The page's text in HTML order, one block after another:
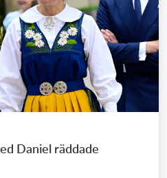
Daniel räddade